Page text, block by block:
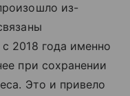
из-
2018 года именно
при сохранении
Это и привело